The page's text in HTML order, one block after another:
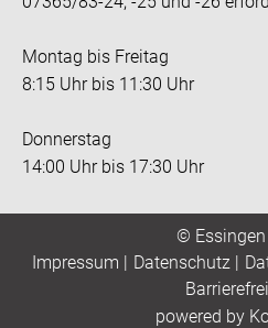
Montag bis Freitag
8:15 Uhr bis 11:30 Uhr
Donnerstag
14:00 Uhr bis 17:30 Uhr
©
Impressum | Datenschutz|
powered by